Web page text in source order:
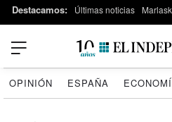
Destacamos: Últimas noticias
OPINIÓN ESPAÑA